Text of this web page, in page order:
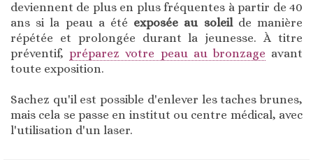
deviennent de plus en plus fréquentes à partir de 40
ans si la peau a été exposée au soleilde manière
répétée et prolongée durant la jeunesse. À titre
préventif,préparez votre peau au bronzage avant
toute exposition.
Sachez qu'il est possible d'enlever les taches brunes,
mais cela se passe en institut ou centre médical, avec
l'utilisation d'un laser.